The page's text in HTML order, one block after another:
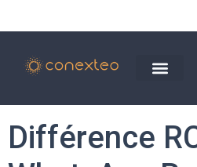
Différence